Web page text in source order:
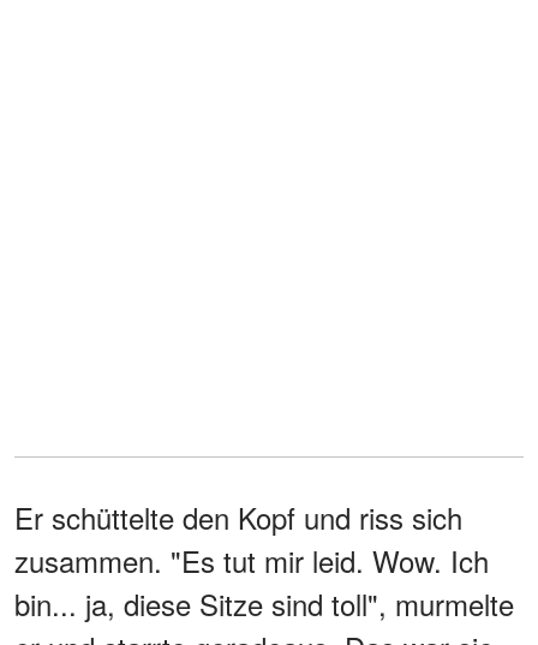
Er schüttelte den Kopf und riss sich
zusammen. "Es tut mir leid. Wow. Ich
bin... ja, diese Sitze sind toll", murmelte